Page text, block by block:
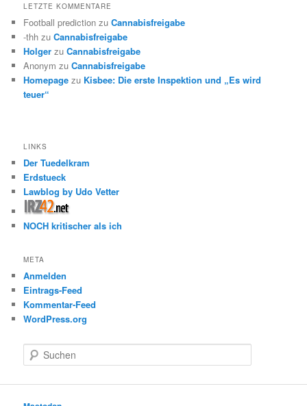
LETZTE KOMMENTARE
Football prediction zuCannabisfreigabe
-thh zuCannabisfreigabe
Holger zuCannabisfreigabe
Anonym zuCannabisfreigabe
Homepage zu Kisbee: Die erste Inspektion und „Es wird
teuer“
LINKS
Der Tuedelkram
Erdstueck
Lawblog by Udo Vetter
NOCH kritischer als ich
META
Anmelden
Eintrags-Feed
Kommentar-Feed
WordPress.org
u
e